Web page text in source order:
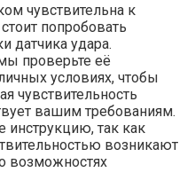
чувствительна к
попробовать
датчика удара.
проверьте её
условиях, чтобы
чувствительность
вашим требованиям.
инструкцию, так как
возникают
возможностях